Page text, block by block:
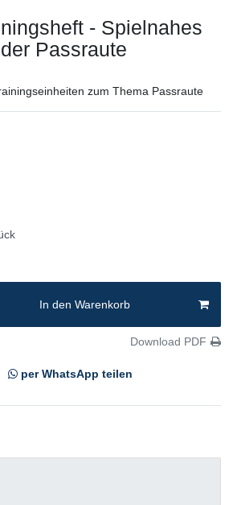
- Spielnahes
Passraute
zum Thema Passraute
In den Warenkorb
Download PDF
per WhatsApp teilen